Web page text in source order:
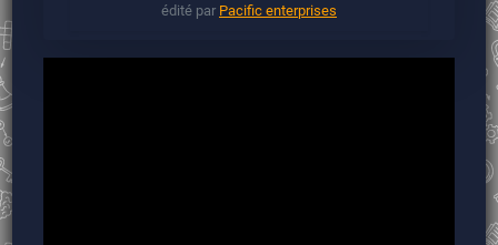
édité par Pacific enterprises